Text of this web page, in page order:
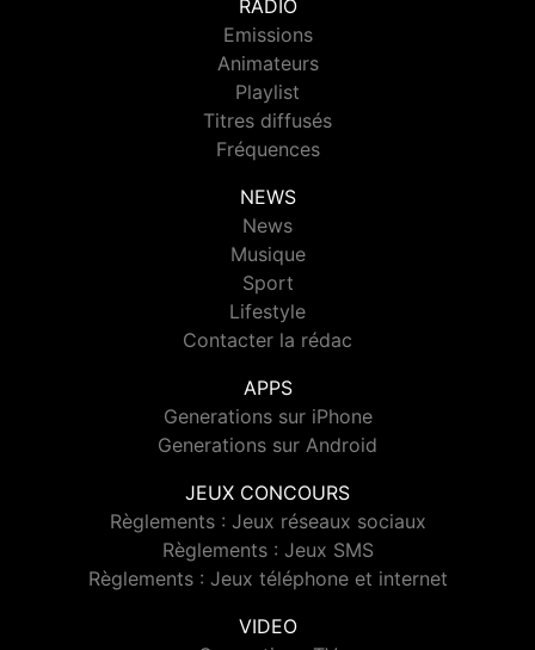
RADIO
Emissions
Animateurs
Playlist
Titres diffusés
Fréquences
NEWS
News
Musique
Sport
Lifestyle
Contacter la rédac
APPS
Generations sur iPhone
Generations sur Android
JEUX CONCOURS
Règlements : Jeux réseaux sociaux
Règlements : Jeux SMS
Règlements : Jeux téléphone et internet
VIDEO